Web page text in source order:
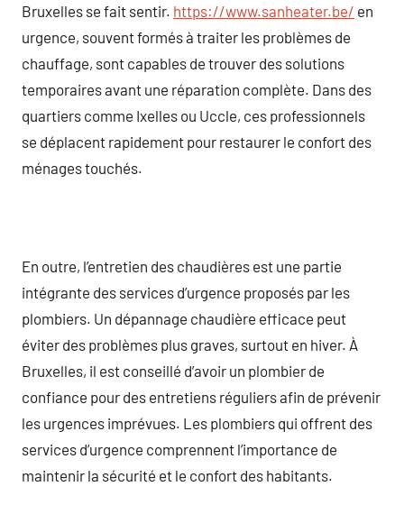
Bruxelles se fait sentir. https://www.sanheater.be/ en
urgence, souvent formés à traiter les problèmes de
chauffage, sont capables de trouver des solutions
temporaires avant une réparation complète. Dans des
quartiers comme Ixelles ou Uccle, ces professionnels
se déplacent rapidement pour restaurer le confort des
ménages touchés.
En outre, l’entretien des chaudières est une partie
intégrante des services d’urgence proposés par les
plombiers. Un dépannage chaudière efficace peut
éviter des problèmes plus graves, surtout en hiver. À
Bruxelles, il est conseillé d’avoir un plombier de
confiance pour des entretiens réguliers afin de prévenir
les urgences imprévues. Les plombiers qui offrent des
services d’urgence comprennent l’importance de
maintenir la sécurité et le confort des habitants.